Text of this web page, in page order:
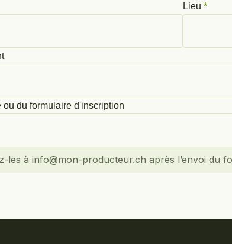
Lieu *
du formulaire d'inscription
les à info@mon-producteur.ch après l’envoi du